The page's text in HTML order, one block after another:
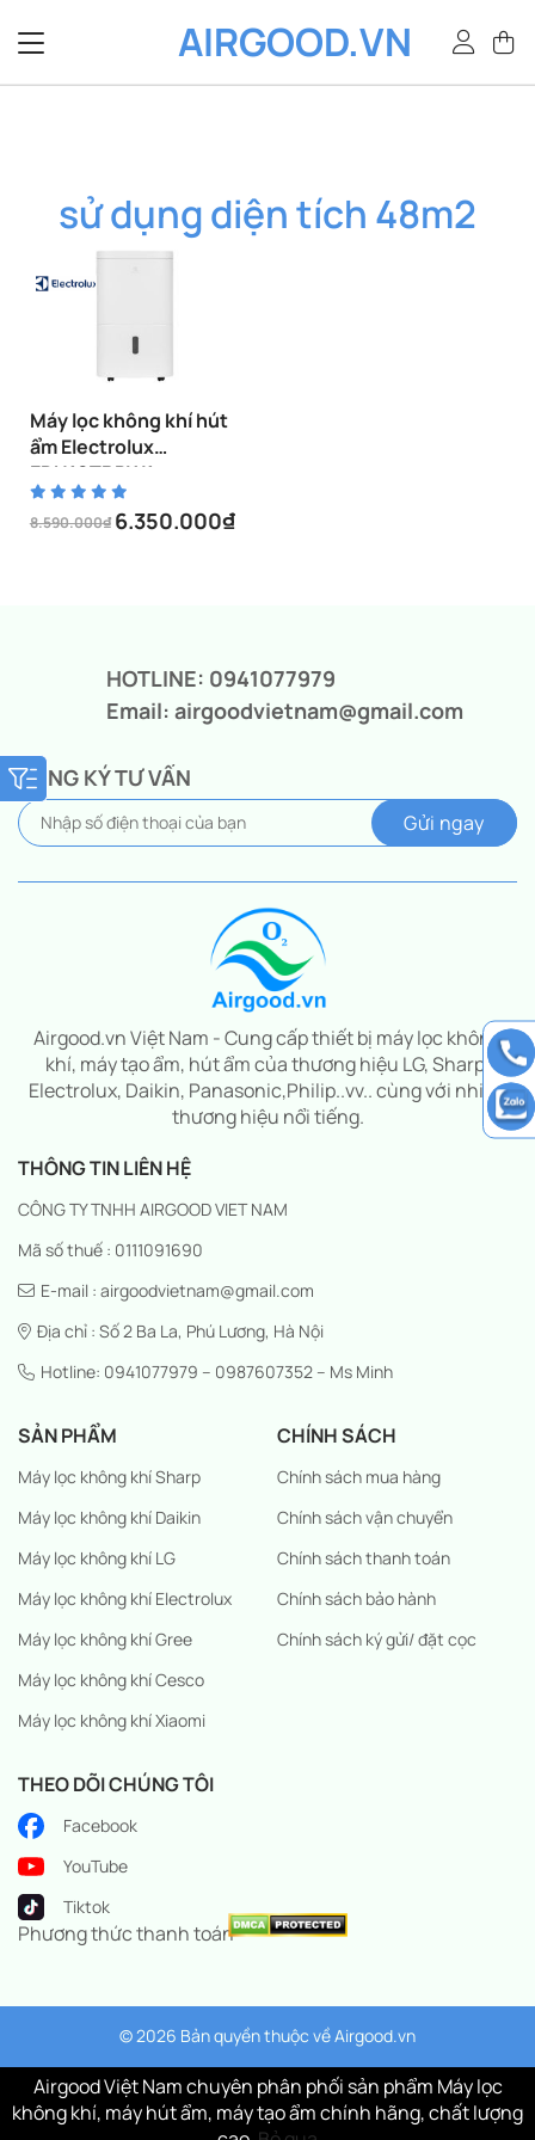
qua
dung
AIRGOOD.VN
sử dụng diện tích 48m2
Máy lọc không khí hút
ẩm Electrolux
EDH10TRBW1
8.590.000₫ 6.350.000₫
HOTLINE: 0941077979
Email: airgoodvietnam@gmail.com
ĐĂNG KÝ TƯ VẤN
Airgood.vn Việt Nam - Cung cấp thiết bị máy lọc không
khí, máy tạo ẩm, hút ẩm của thương hiệu LG, Sharp,
Electrolux, Daikin, Panasonic,Philip..vv.. cùng với nhiều
thương hiệu nổi tiếng.
THÔNG TIN LIÊN HỆ
CÔNG TY TNHH AIRGOOD VIET NAM
Mã số thuế : 0111091690
E-mail : airgoodvietnam@gmail.com
Địa chỉ : Số 2 Ba La, Phú Lương, Hà Nội
Hotline: 0941077979 – 0987607352 – Ms Minh
SẢN PHẨM
Máy lọc không khí Sharp
Máy lọc không khí Daikin
Máy lọc không khí LG
Máy lọc không khí Electrolux
Máy lọc không khí Gree
Máy lọc không khí Cesco
Máy lọc không khí Xiaomi
CHÍNH SÁCH
Chính sách mua hàng
Chính sách vận chuyển
Chính sách thanh toán
Chính sách bảo hành
Chính sách ký gửi/ đặt cọc
THEO DÕI CHÚNG TÔI
Facebook
YouTube
Tiktok
Phương thức thanh toán
© 2026 Bản quyền thuộc vềAirgood.vn
Airgood Việt Nam chuyên phân phối sản phẩm Máy lọc
không khí, máy hút ẩm, máy tạo ẩm chính hãng, chất lượng